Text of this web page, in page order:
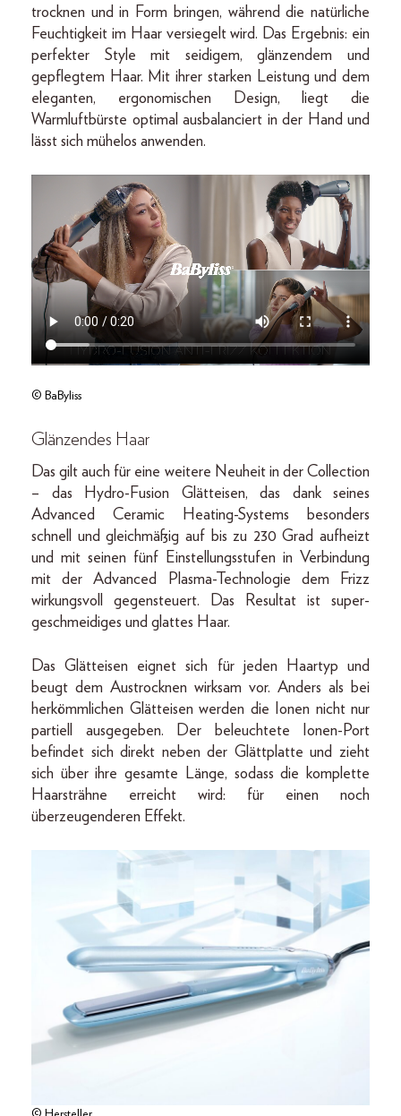
trocknen und in Form bringen, während die natürliche
Feuchtigkeit im Haar versiegelt wird. Das Ergebnis: ein
perfekter Style mit seidigem, glänzendem und
gepflegtem Haar. Mit ihrer starken Leistung und dem
eleganten, ergonomischen Design, liegt die
Warmluftbürste optimal ausbalanciert in der Hand und
lässt sich mühelos anwenden.
© BaByliss
Glänzendes Haar
Das gilt auch für eine weitere Neuheit in der Collection
– das Hydro-Fusion Glätteisen, das dank seines
Advanced Ceramic Heating-Systems besonders
schnell und gleichmäßig auf bis zu 230 Grad aufheizt
und mit seinen fünf Einstellungsstufen in Verbindung
mit der Advanced Plasma-Technologie dem Frizz
wirkungsvoll gegensteuert. Das Resultat ist super-
geschmeidiges und glattes Haar.
Das Glätteisen eignet sich für jeden Haartyp und
beugt dem Austrocknen wirksam vor. Anders als bei
herkömmlichen Glätteisen werden die Ionen nicht nur
partiell ausgegeben. Der beleuchtete Ionen-Port
befindet sich direkt neben der Glättplatte und zieht
sich über ihre gesamte Länge, sodass die komplette
Haarsträhne erreicht wird: für einen noch
überzeugenderen Effekt.